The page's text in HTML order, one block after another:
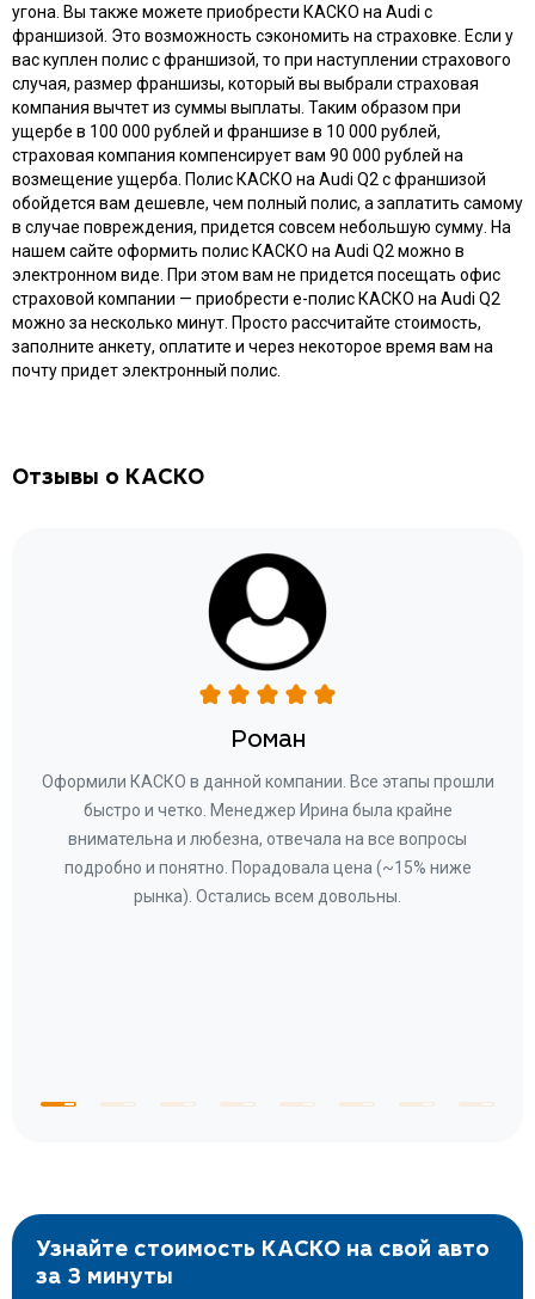
угона. Вы также можете приобрести КАСКО на Audi с
франшизой. Это возможность сэкономить на страховке. Если у
вас куплен полис с франшизой, то при наступлении страхового
случая, размер франшизы, который вы выбрали страховая
компания вычтет из суммы выплаты. Таким образом при
ущербе в 100 000 рублей и франшизе в 10 000 рублей,
страховая компания компенсирует вам 90 000 рублей на
возмещение ущерба. Полис КАСКО на Audi Q2 с франшизой
обойдется вам дешевле, чем полный полис, а заплатить самому
в случае повреждения, придется совсем небольшую сумму. На
нашем сайте оформить полис КАСКО на Audi Q2 можно в
электронном виде. При этом вам не придется посещать офис
страховой компании — приобрести e-полис КАСКО на Audi Q2
можно за несколько минут. Просто рассчитайте стоимость,
заполните анкету, оплатите и через некоторое время вам на
почту придет электронный полис.
Отзывы о КАСКО
Роман
Оформили КАСКО в данной компании. Все этапы прошли
быстро и четко. Менеджер Ирина была крайне
внимательна и любезна, отвечала на все вопросы
подробно и понятно. Порадовала цена (~15% ниже
рынка). Остались всем довольны.
Узнайте стоимость КАСКО на свой авто
за 3 минуты